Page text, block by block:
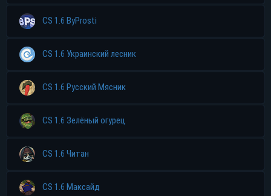
CS 1.6 ByProsti
CS 1.6 Украинский лесник
CS 1.6 Русский Мясник
CS 1.6 Зелёный огурец
CS 1.6 Читан
CS 1.6 Максайд